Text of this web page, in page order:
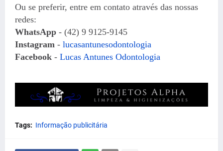
Ou se preferir, entre em contato através das nossas
redes:
WhatsApp - (42) 9 9125-9145
Instagram - lucasantunesodontologia
Facebook - Lucas Antunes Odontologia
Tags: Informação publicitária